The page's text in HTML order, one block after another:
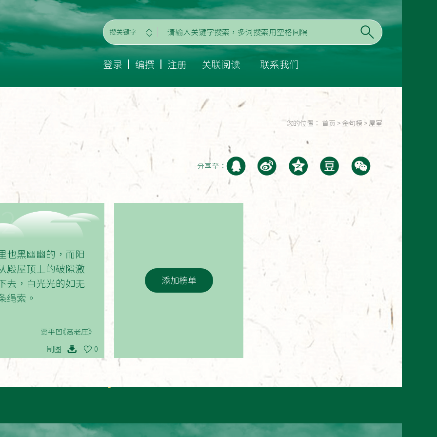
搜关键字
登录 编撰 注册 关联阅读 联系我们
您的位置： 首页 > 金句榜 > 屋室
分享至：
也黑幽幽的，而阳
殿屋顶上的破隙激
去，白光光的如无
绳索。
贾平凹《高老庄》
制图 0
添加榜单